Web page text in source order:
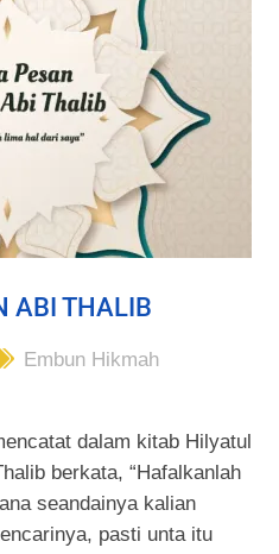
ABI THALIB
Embun Hikmah
dalam kitab Hilyatul
berkata, “Hafalkanlah
seandainya kalian
pasti unta itu